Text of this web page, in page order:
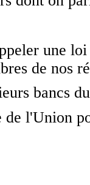
une
de nos
bancs
de l'Union